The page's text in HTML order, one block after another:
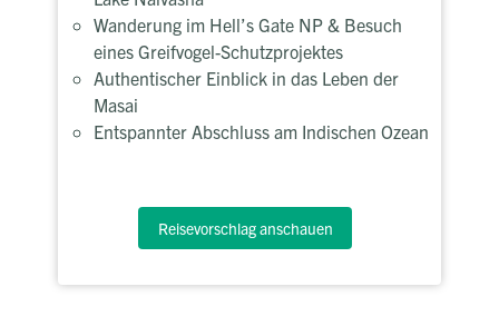
Wanderung im Hell’s Gate NP & Besuch
eines Greifvogel-Schutzprojektes
Authentischer Einblick in das Leben der
Masai
Entspannter Abschluss am Indischen Ozean
Reisevorschlag anschauen